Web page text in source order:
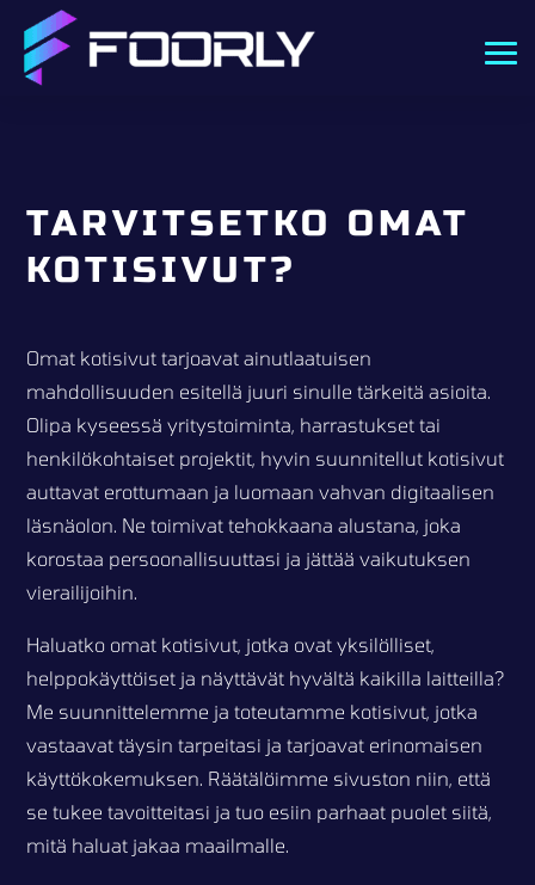
TARVITSETKO OMAT
KOTISIVUT?
Omat kotisivut tarjoavat ainutlaatuisen
mahdollisuuden esitellä juuri sinulle tärkeitä asioita.
Olipa kyseessä yritystoiminta, harrastukset tai
henkilökohtaiset projektit, hyvin suunnitellut kotisivut
auttavat erottumaan ja luomaan vahvan digitaalisen
läsnäolon. Ne toimivat tehokkaana alustana, joka
korostaa persoonallisuuttasi ja jättää vaikutuksen
vierailijoihin.
Haluatko omat kotisivut, jotka ovat yksilölliset,
helppokäyttöiset ja näyttävät hyvältä kaikilla laitteilla?
Me suunnittelemme ja toteutamme kotisivut, jotka
vastaavat täysin tarpeitasi ja tarjoavat erinomaisen
käyttökokemuksen. Räätälöimme sivuston niin, että
se tukee tavoitteitasi ja tuo esiin parhaat puolet siitä,
mitä haluat jakaa maailmalle.